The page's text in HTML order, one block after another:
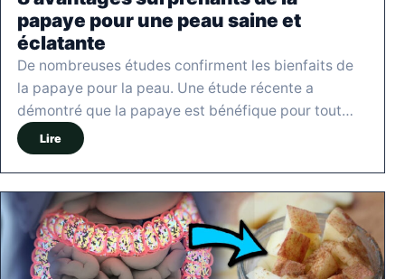
papaye pour une peau saine et
éclatante
De nombreuses études confirment les bienfaits de
la papaye pour la peau. Une étude récente a
démontré que la papaye est bénéfique pour tout…
Lire